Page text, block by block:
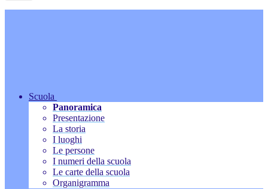
Scuola
Panoramica
Presentazione
La storia
I luoghi
Le persone
I numeri della scuola
Le carte della scuola
Organigramma